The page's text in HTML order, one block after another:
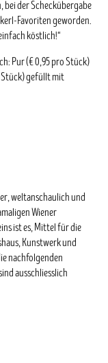
bei der Scheckübergabe
Favoriten geworden.
köstlich!“
Pur (€ 0,95 pro Stück)
Stück) gefüllt mit
weltanschaulich und
Wiener
ist es, Mittel für die
Kunstwerk und
nachfolgenden
ausschliesslich